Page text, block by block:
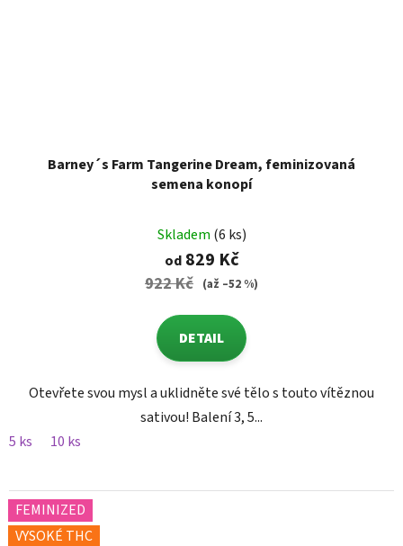
Barney´s Farm Tangerine Dream, feminizovaná
semena konopí
Skladem (6 ks)
od829 Kč
922 Kč (až –52 %)
DETAIL
Otevřete svou mysl a uklidněte své tělo s touto vítěznou
sativou! Balení 3, 5...
5 ks
10 ks
FEMINIZED
VYSOKÉ THC